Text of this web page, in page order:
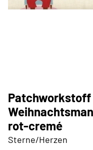
Patchworkstoff
rot-cremé
Sterne/Herzen